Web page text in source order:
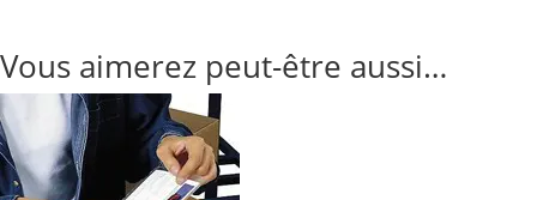
Vous aimerez peut-être aussi…